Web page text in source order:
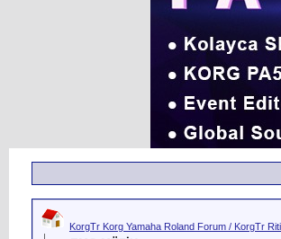
KorgTr Korg Yamaha Roland Forum / KorgTr